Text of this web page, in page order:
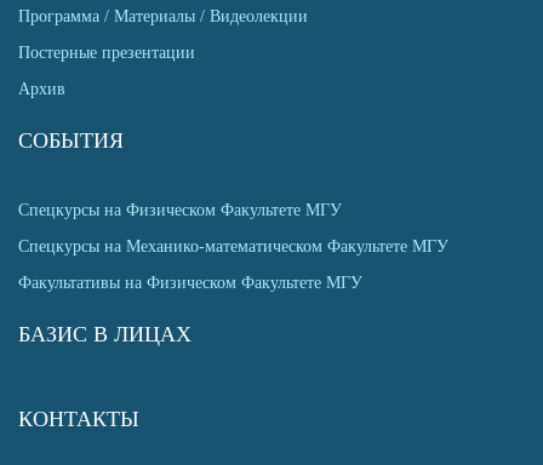
Программа / Материалы / Видеолекции
Постерные презентации
Архив
СОБЫТИЯ
Спецкурсы на Физическом Факультете МГУ
Спецкурсы на Механико-математическом Факультете МГУ
Факультативы на Физическом Факультете МГУ
БАЗИС В ЛИЦАХ
КОНТАКТЫ